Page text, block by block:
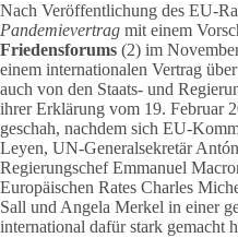
Nach Veröffentlichung des EU-
Pandemievertrag mit einem
Friedensforums (2) im
einem internationalen Vertrag
auch von den Staats- und
ihrer Erklärung vom 19. Februar
geschah, nachdem sich EU-
Leyen, UN-Generalsekretär
Regierungschef Emmanuel
Europäischen Rates Charles
Sall und Angela Merkel in einer
international dafür stark gemacht